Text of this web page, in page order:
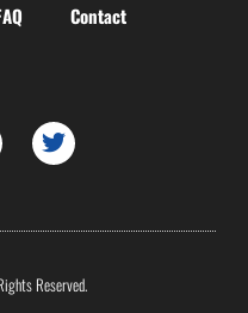
Contact
Reserved.